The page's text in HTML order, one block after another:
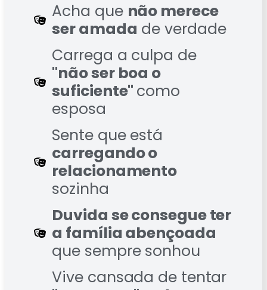
Acha que não merece
ser amada de verdade
Carrega a culpa de
"não ser boa o
suficiente" como
esposa
Sente que está
carregando o
relacionamento
sozinha
Duvida se consegue ter
a família abençoada
que sempre sonhou
Vive cansada de tentar